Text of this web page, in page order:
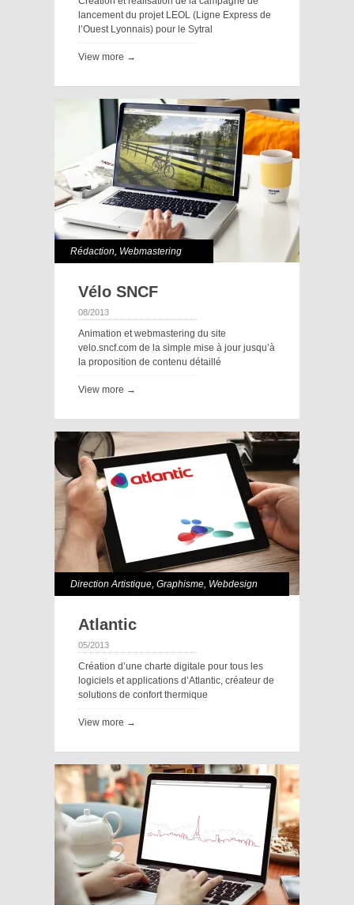
lancement du projet LEOL (Ligne Express de
l’Ouest Lyonnais) pour le Sytral
View more →
Rédaction, Webmastering
Vélo SNCF
08/2013
Animation et webmastering du site
velo.sncf.com de la simple mise à jour jusqu’à
la proposition de contenu détaillé
View more →
Direction Artistique, Graphisme, Webdesign
Atlantic
05/2013
Création d’une charte digitale pour tous les
logiciels et applications d’Atlantic, créateur de
solutions de confort thermique
View more →